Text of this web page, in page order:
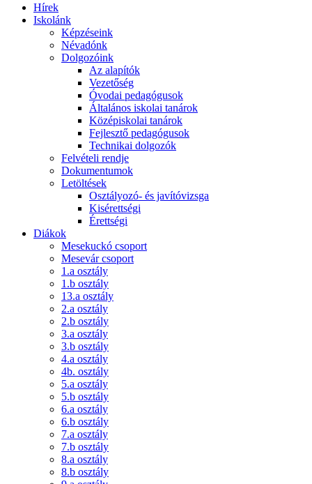
Hírek
Iskolánk
Képzéseink
Névadónk
Dolgozóink
Az alapítók
Vezetőség
Óvodai pedagógusok
Általános iskolai tanárok
Középiskolai tanárok
Fejlesztő pedagógusok
Technikai dolgozók
Felvételi rendje
Dokumentumok
Letöltések
Osztályozó- és javítóvizsga
Kisérettségi
Érettségi
Diákok
Mesekuckó csoport
Mesevár csoport
1.a osztály
1.b osztály
13.a osztály
2.a osztály
2.b osztály
3.a osztály
3.b osztály
4.a osztály
4b. osztály
5.a osztály
5.b osztály
6.a osztály
6.b osztály
7.a osztály
7.b osztály
8.a osztály
8.b osztály